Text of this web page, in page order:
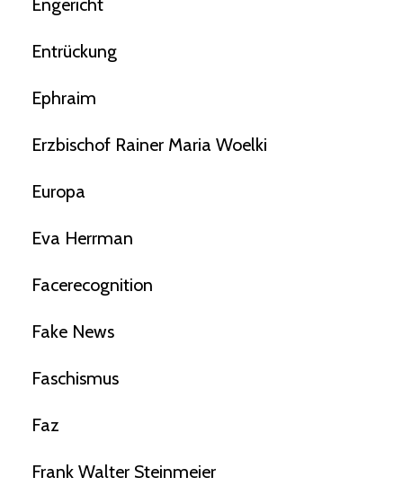
Engericht
Entrückung
Ephraim
Erzbischof Rainer Maria Woelki
Europa
Eva Herrman
Facerecognition
Fake News
Faschismus
Faz
Frank Walter Steinmeier